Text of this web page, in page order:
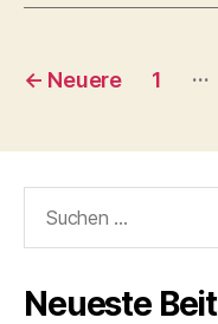
Beiträge
← Neuere 1 …
nach:
Neueste